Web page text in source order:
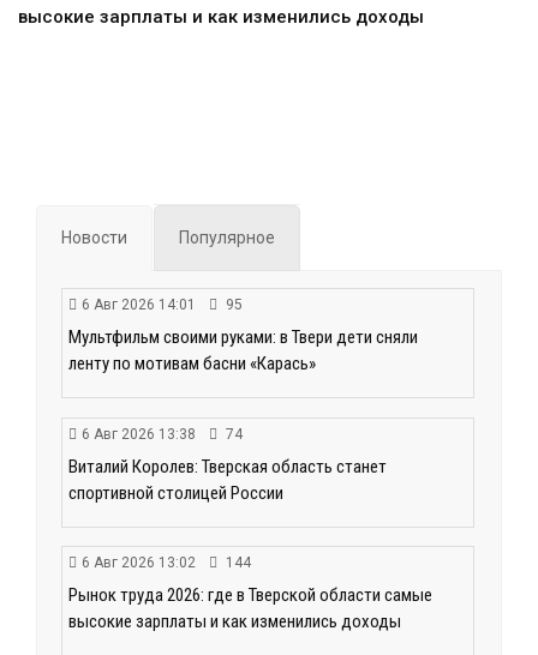
высокие зарплаты и как изменились доходы
Новости Популярное
6 Авг 2026 14:01 95
Мультфильм своими руками: в Твери дети сняли
ленту по мотивам басни «Карась»
6 Авг 2026 13:38 74
Виталий Королев: Тверская область станет
спортивной столицей России
6 Авг 2026 13:02 144
Рынок труда 2026: где в Тверской области самые
высокие зарплаты и как изменились доходы